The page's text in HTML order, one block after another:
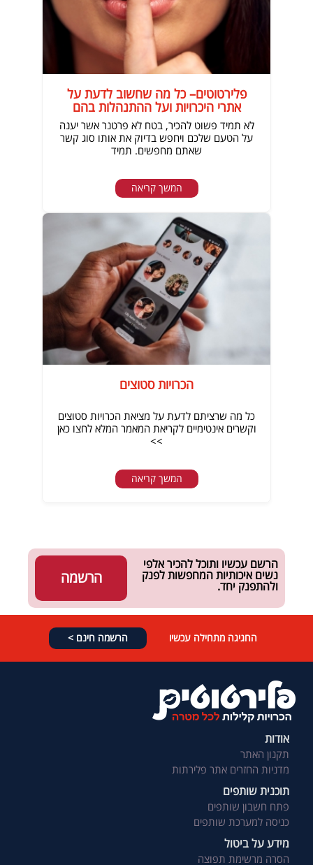
פלירטוטים– כל מה שחשוב לדעת על
אתרי היכרויות ועל ההתנהלות בהם
לא תמיד פשוט להכיר, בטח לא פרטנר אשר יענה
על הטעם שלכם ויחפש בדיוק את אותו סוג קשר
שאתם מחפשים. תמיד
המשך קריאה
הכרויות סטוצים
כל מה שרציתם לדעת על מציאת הכרויות סטוצים
וקשרים אינטימיים לקריאת המאמר המלא לחצו כאן
>>
המשך קריאה
הרשמה
הרשם עכשיו ותוכל להכיר אלפי
נשים איכותיות המחפשות לפנק
ולהתפנק יחד.
החגיגה מתחילה עכשיו הרשמה חינם >
אודות
תקנון האתר
מדניות החזרים אתר פלירתות
תוכנית שותפים
פתח חשבון שותפים
כניסה למערכת שותפים
מידע על ביטול
הסרה מרשימת תפוצה